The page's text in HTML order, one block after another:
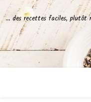
… des recettes faciles, plutôt